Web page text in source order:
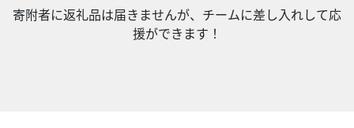
寄附者に返礼品は届きませんが、チームに差し入れして応
援ができます！